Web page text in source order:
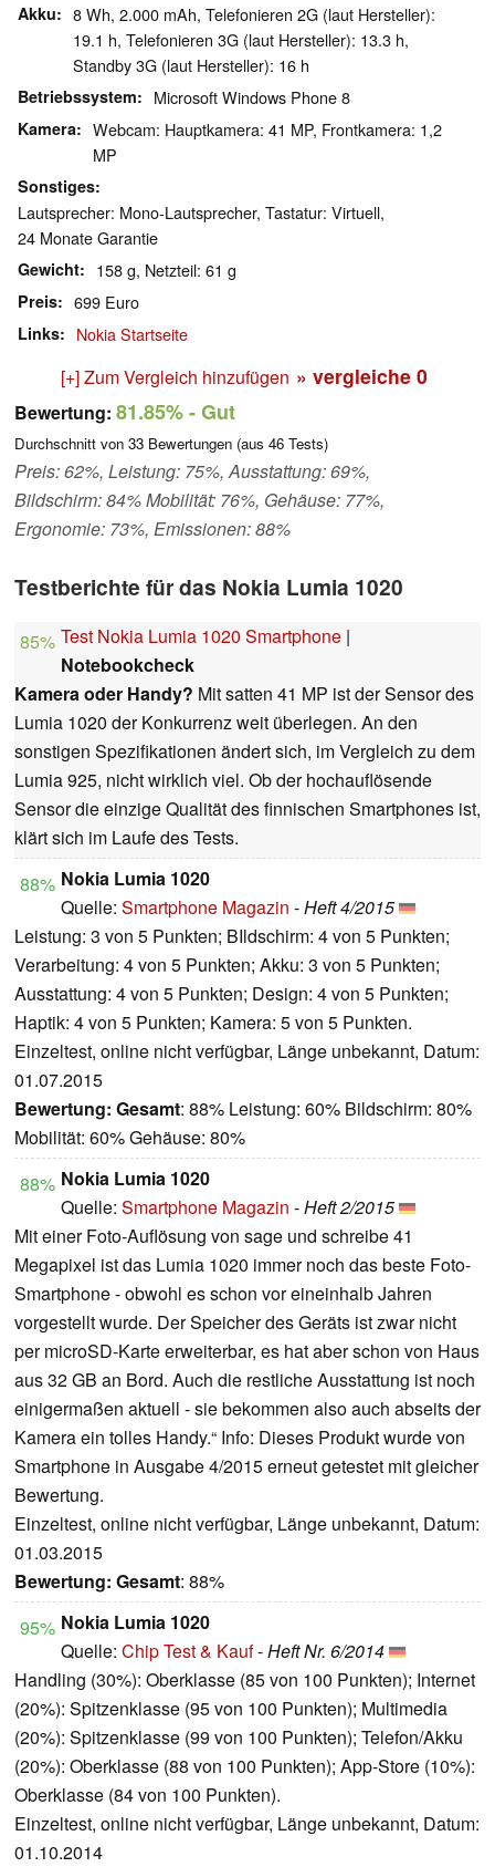
Akku
8 Wh, 2.000 mAh, Telefonieren 2G (laut Hersteller):
19.1 h, Telefonieren 3G (laut Hersteller): 13.3 h,
Standby 3G (laut Hersteller): 16 h
Betriebssystem Microsoft Windows Phone 8
Kamera
Webcam: Hauptkamera: 41 MP, Frontkamera: 1,2
MP
Sonstiges
Lautsprecher: Mono-Lautsprecher, Tastatur: Virtuell,
24 Monate Garantie
Gewicht 158 g, Netzteil: 61 g
Preis 699 Euro
Links Nokia Startseite
[+] Zum Vergleich hinzufügen » vergleiche 0
Bewertung: 81.85%- Gut
Durchschnitt von 33 Bewertungen (aus 46 Tests)
Preis: 62%, Leistung: 75%, Ausstattung: 69%,
Bildschirm: 84% Mobilität: 76%, Gehäuse: 77%,
Ergonomie: 73%, Emissionen: 88%
Testberichte für das Nokia Lumia 1020
85% Test Nokia Lumia 1020 Smartphone |
Notebookcheck
Kamera oder Handy? Mit satten 41 MP ist der Sensor des
Lumia 1020 der Konkurrenz weit überlegen. An den
sonstigen Spezifikationen ändert sich, im Vergleich zu dem
Lumia 925, nicht wirklich viel. Ob der hochauflösende
Sensor die einzige Qualität des finnischen Smartphones ist,
klärt sich im Laufe des Tests.
88% Nokia Lumia 1020
Quelle: Smartphone Magazin -Heft 4/2015
Leistung: 3 von 5 Punkten; BIldschirm: 4 von 5 Punkten;
Verarbeitung: 4 von 5 Punkten; Akku: 3 von 5 Punkten;
Ausstattung: 4 von 5 Punkten; Design: 4 von 5 Punkten;
Haptik: 4 von 5 Punkten; Kamera: 5 von 5 Punkten.
Einzeltest, online nicht verfügbar, Länge unbekannt, Datum:
01.07.2015
Bewertung: Gesamt: 88% Leistung: 60% Bildschirm: 80%
Mobilität: 60% Gehäuse: 80%
88% Nokia Lumia 1020
Quelle: Smartphone Magazin -Heft 2/2015
Mit einer Foto-Auflösung von sage und schreibe 41
Megapixel ist das Lumia 1020 immer noch das beste Foto-
Smartphone - obwohl es schon vor eineinhalb Jahren
vorgestellt wurde. Der Speicher des Geräts ist zwar nicht
per microSD-Karte erweiterbar, es hat aber schon von Haus
aus 32 GB an Bord. Auch die restliche Ausstattung ist noch
einigermaßen aktuell - sie bekommen also auch abseits der
Kamera ein tolles Handy.“ Info: Dieses Produkt wurde von
Smartphone in Ausgabe 4/2015 erneut getestet mit gleicher
Bewertung.
Einzeltest, online nicht verfügbar, Länge unbekannt, Datum:
01.03.2015
Bewertung: Gesamt: 88%
95% Nokia Lumia 1020
Quelle: Chip Test & Kauf-Heft Nr. 6/2014
Handling (30%): Oberklasse (85 von 100 Punkten); Internet
(20%): Spitzenklasse (95 von 100 Punkten); Multimedia
(20%): Spitzenklasse (99 von 100 Punkten); Telefon/Akku
(20%): Oberklasse (88 von 100 Punkten); App-Store (10%):
Oberklasse (84 von 100 Punkten).
Einzeltest, online nicht verfügbar, Länge unbekannt, Datum:
01.10.2014